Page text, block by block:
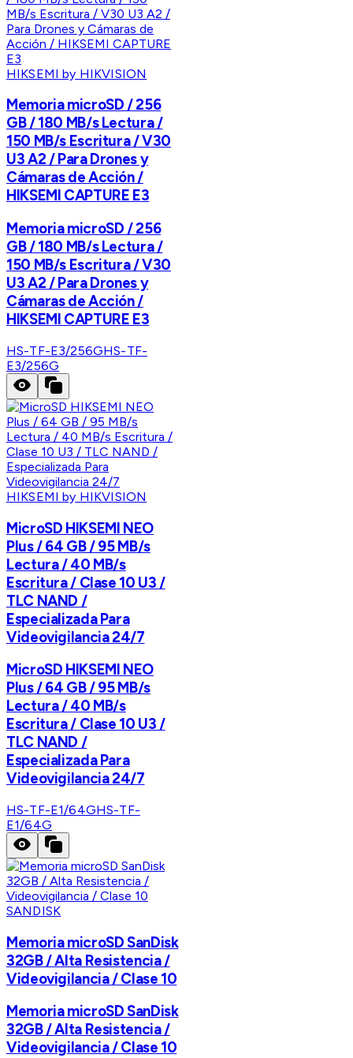
HIKSEMI by HIKVISION
Memoria microSD / 256
GB / 180 MB/s Lectura /
150 MB/s Escritura / V30
U3 A2 / Para Drones y
Cámaras de Acción /
HIKSEMI CAPTURE E3
Memoria microSD / 256
GB / 180 MB/s Lectura /
150 MB/s Escritura / V30
U3 A2 / Para Drones y
Cámaras de Acción /
HIKSEMI CAPTURE E3
HS-TF-E3/256GHS-TF-
E3/256G
HIKSEMI by HIKVISION
MicroSD HIKSEMI NEO
Plus / 64 GB / 95 MB/s
Lectura / 40 MB/s
Escritura / Clase 10 U3 /
TLC NAND /
Especializada Para
Videovigilancia 24/7
MicroSD HIKSEMI NEO
Plus / 64 GB / 95 MB/s
Lectura / 40 MB/s
Escritura / Clase 10 U3 /
TLC NAND /
Especializada Para
Videovigilancia 24/7
HS-TF-E1/64GHS-TF-
E1/64G
SANDISK
Memoria microSD SanDisk
32GB / Alta Resistencia /
Videovigilancia / Clase 10
Memoria microSD SanDisk
32GB / Alta Resistencia /
Videovigilancia / Clase 10